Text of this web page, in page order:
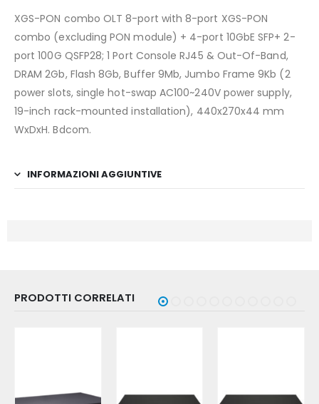
XGS-PON combo OLT 8-port with 8-port XGS-PON
combo (excluding PON module) + 4-port 10GbE SFP+ 2-
port 100G QSFP28; 1 Port Console RJ45 & Out-Of-Band,
DRAM 2Gb, Flash 8Gb, Buffer 9Mb, Jumbo Frame 9Kb (2
power slots, single hot-swap AC100~240V power supply,
19-inch rack-mounted installation), 440x270x44 mm
WxDxH. Bdcom.
INFORMAZIONI AGGIUNTIVE
PRODOTTI CORRELATI